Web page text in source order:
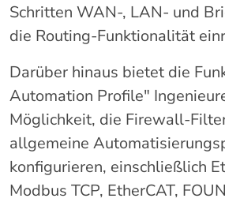
Schritten WAN-, LAN- und
die Routing-Funktionalität
Darüber hinaus bietet die
Automation Profile"
Möglichkeit, die Firewall-
allgemeine
konfigurieren, einschließlich
Modbus TCP, EtherCAT,